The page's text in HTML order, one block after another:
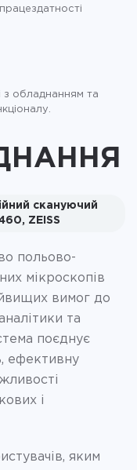
з обладнанням та
скануючий
ZEISS
польово-
мікроскопів
вимог до
та
поєднує
ефективну
і
яким